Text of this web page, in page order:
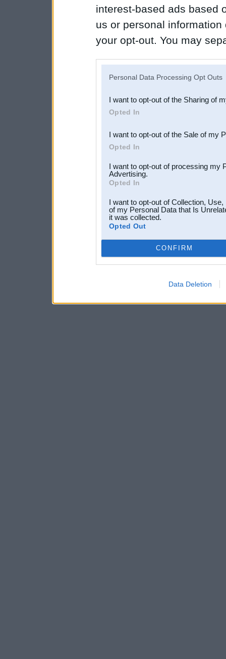
interest-based ads based
us or personal
your opt-out. You may
Downstream Participants
third parties.
Personal Data Processing Opt Outs
I want to opt-out of the Sharing of
Opted In
I want to opt-out of the Sale of my
Opted In
I want to opt-out of processing my
Advertising.
Opted In
I want to opt-out of Collection,
of my Personal Data that Is
it was collected.
Opted Out
CONFIRM
Data Deletion